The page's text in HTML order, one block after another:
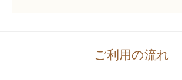
ご利用の流れ